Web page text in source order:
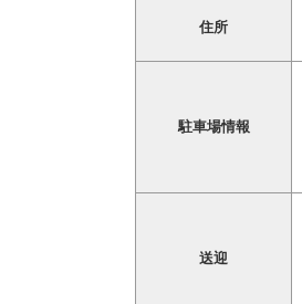
住所
駐車場情報
送迎